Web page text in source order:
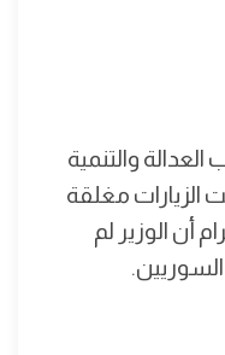
والتنمية
الزيارات مغلقة
أن الوزير لم